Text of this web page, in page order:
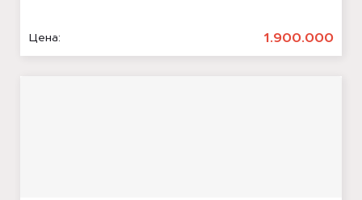
Цена: 1.900.000